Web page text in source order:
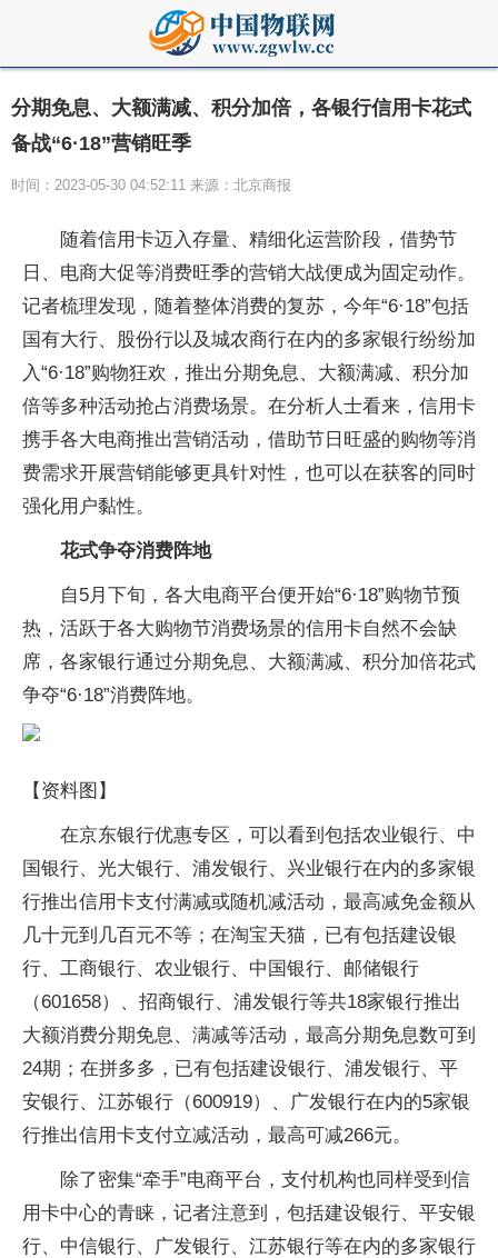
分期免息、大额满减、积分加倍，各银行信用卡花式
备战“6·18”营销旺季
时间：2023-05-30 04:52:11 来源：北京商报
随着信用卡迈入存量、精细化运营阶段，借势节
日、电商大促等消费旺季的营销大战便成为固定动作。
记者梳理发现，随着整体消费的复苏，今年“6·18”包括
国有大行、股份行以及城农商行在内的多家银行纷纷加
入“6·18”购物狂欢，推出分期免息、大额满减、积分加
倍等多种活动抢占消费场景。在分析人士看来，信用卡
携手各大电商推出营销活动，借助节日旺盛的购物等消
费需求开展营销能够更具针对性，也可以在获客的同时
强化用户黏性。
花式争夺消费阵地
自5月下旬，各大电商平台便开始“6·18”购物节预
热，活跃于各大购物节消费场景的信用卡自然不会缺
席，各家银行通过分期免息、大额满减、积分加倍花式
争夺“6·18”消费阵地。
【资料图】
在京东银行优惠专区，可以看到包括农业银行、中
国银行、光大银行、浦发银行、兴业银行在内的多家银
行推出信用卡支付满减或随机减活动，最高减免金额从
几十元到几百元不等；在淘宝天猫，已有包括建设银
行、工商银行、农业银行、中国银行、邮储银行
（601658）、招商银行、浦发银行等共18家银行推出
大额消费分期免息、满减等活动，最高分期免息数可到
24期；在拼多多，已有包括建设银行、浦发银行、平
安银行、江苏银行（600919）、广发银行在内的5家银
行推出信用卡支付立减活动，最高可减266元。
除了密集“牵手”电商平台，支付机构也同样受到信
用卡中心的青睐，记者注意到，包括建设银行、平安银
行、中信银行、广发银行、江苏银行等在内的多家银行